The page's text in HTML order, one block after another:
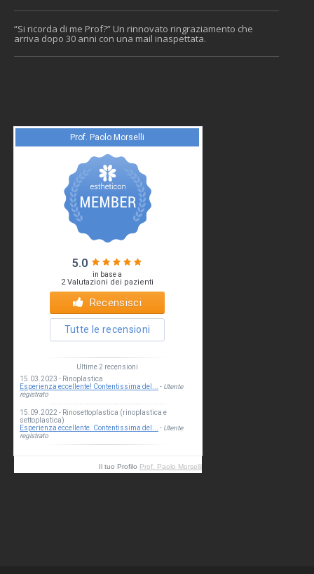
“Si ricorda di me Prof?” Un rinnovato ringraziamento che
arriva dopo 30 anni con una mail inaspettata.
Il tuo Profilo Prof. Paolo Morselli